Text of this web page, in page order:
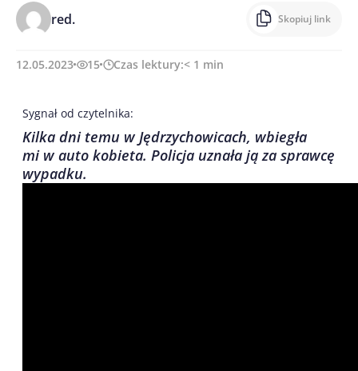
red. Skopiuj link
12.05.2023 15 Czas lektury:< 1 min
Sygnał od czytelnika:
Kilka dni temu w Jędrzychowicach, wbiegła
mi w auto kobieta. Policja uznała ją za sprawcę
wypadku.